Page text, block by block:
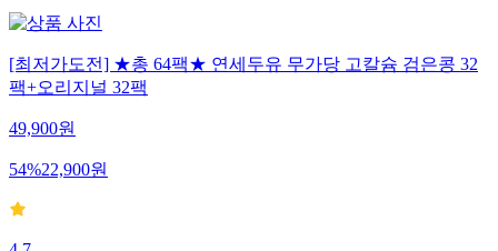
[최저가도전] ★총 64팩★ 연세두유 무가당 고칼슘 검은콩 32
팩+오리지널 32팩
49,900원
54%22,900원